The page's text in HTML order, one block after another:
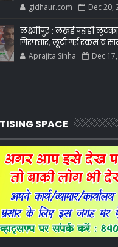
gidhaur.com Dec 20,
लक्ष्मीपुर : लखई पहाड़ी
गिरफ्तार, लूटी गई रकम व
Aprajita Sinha Dec
SPACE